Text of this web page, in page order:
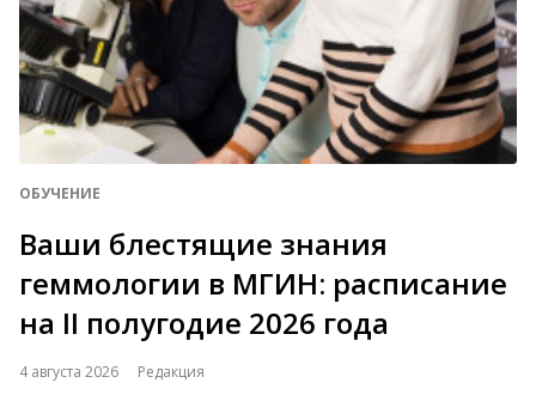
ОБУЧЕНИЕ
Ваши блестящие знания
геммологии в МГИН: расписание
на II полугодие 2026 года
4 августа 2026 Редакция